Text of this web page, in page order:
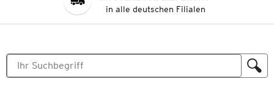
in alle deutschen Filialen